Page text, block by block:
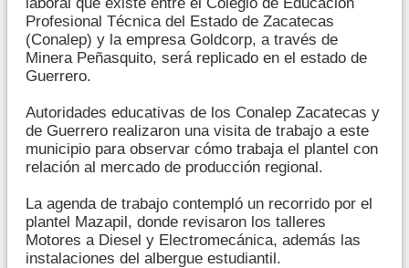
Profesional Técnica del Estado de Zacatecas
(Conalep) y la empresa Goldcorp, a través de
Minera Peñasquito, será replicado en el estado de
Guerrero.
Autoridades educativas de los Conalep Zacatecas y
de Guerrero realizaron una visita de trabajo a este
municipio para observar cómo trabaja el plantel con
relación al mercado de producción regional.
La agenda de trabajo contempló un recorrido por el
plantel Mazapil, donde revisaron los talleres
Motores a Diesel y Electromecánica, además las
instalaciones del albergue estudiantil.